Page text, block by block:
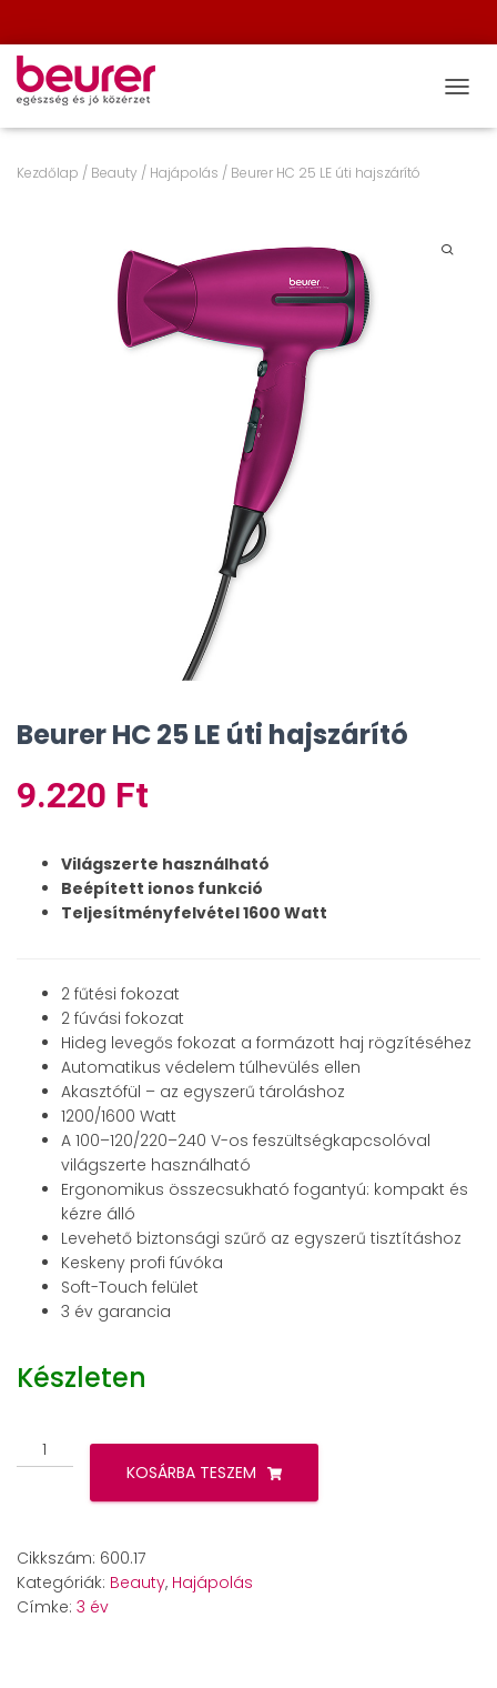
Kezdőlap / Beauty / Hajápolás / Beurer HC 25 LE úti hajszárító
Beurer HC 25 LE úti hajszárító
9.220 Ft
Világszerte használható
Beépített ionos funkció
Teljesítményfelvétel 1600 Watt
2 fűtési fokozat
2 fúvási fokozat
Hideg levegős fokozat a formázott haj rögzítéséhez
Automatikus védelem túlhevülés ellen
Akasztófül – az egyszerű tároláshoz
1200/1600 Watt
A 100–120/220–240 V-os feszültségkapcsolóval
világszerte használható
Ergonomikus összecsukható fogantyú: kompakt és
kézre álló
Levehető biztonsági szűrő az egyszerű tisztításhoz
Keskeny profi fúvóka
Soft-Touch felület
3 év garancia
Készleten
Beurer
HC
hajszárító
mennyiség
KOSÁRBA TESZEM
Cikkszám: 600.17
Kategóriák: Beauty, Hajápolás
Címke: 3 év